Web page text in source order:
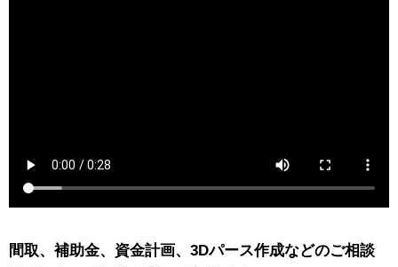
間取、補助金、資金計画、3Dパース作成などのご相談